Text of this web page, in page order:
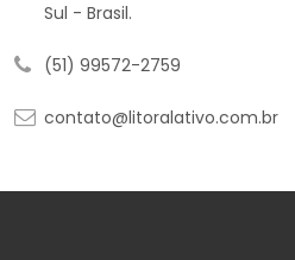
Sul - Brasil.
(51) 99572-2759
contato@litoralativo.com.br